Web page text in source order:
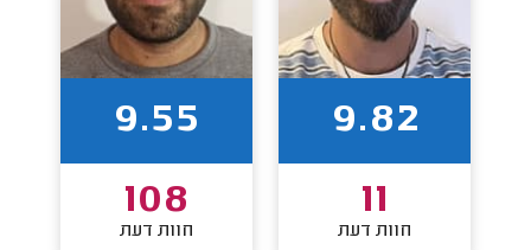
9.82
11
חוות דעת
9.55
108
חוות דעת